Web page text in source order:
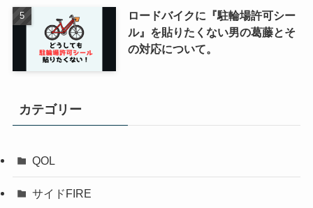
ロードバイクに『駐輪場許可シー
ル』を貼りたくない男の葛藤とそ
の対応について。
カテゴリー
QOL
サイドFIRE